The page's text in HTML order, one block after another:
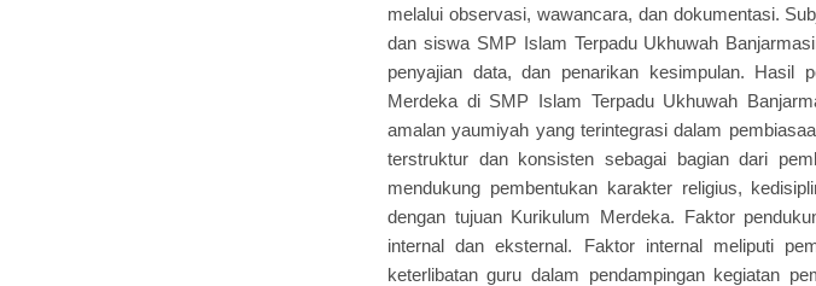
melalui observasi, wawancara, dan dokumentasi.
dan siswa SMP Islam Terpadu Ukhuwah
penyajian data, dan penarikan kesimpulan. Hasil
Merdeka di SMP Islam Terpadu Ukhuwah
amalan yaumiyah yang terintegrasi dalam
terstruktur dan konsisten sebagai bagian dari
mendukung pembentukan karakter religius,
dengan tujuan Kurikulum Merdeka. Faktor
internal dan eksternal. Faktor internal meliputi
keterlibatan guru dalam pendampingan kegiatan